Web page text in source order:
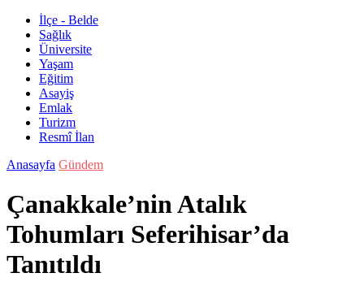
İlçe - Belde
Sağlık
Üniversite
Yaşam
Eğitim
Asayiş
Emlak
Turizm
Resmî İlan
Anasayfa Gündem
Çanakkale’nin Atalık
Tohumları Seferihisar’da
Tanıtıldı